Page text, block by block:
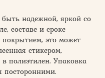
надежной, яркой со
составе и сроке
это может
стикером,
полиэтилен. Упаковка